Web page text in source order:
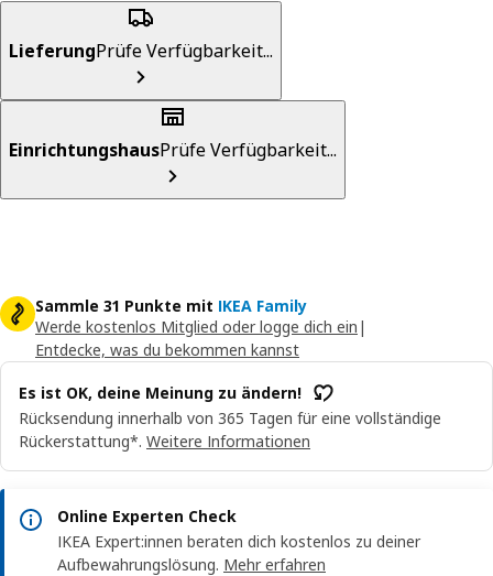
LieferungPrüfe Verfügbarkeit...
EinrichtungshausPrüfe Verfügbarkeit...
Sammle 31 Punkte mit IKEA Family
Werde kostenlos Mitglied oder logge dich ein |
Entdecke, was du bekommen kannst
Es ist OK, deine Meinung zu ändern!
Rücksendung innerhalb von 365 Tagen für eine vollständige
Rückerstattung*. Weitere Informationen
Online Experten Check
IKEA Expert:innen beraten dich kostenlos zu deiner
Aufbewahrungslösung. Mehr erfahren